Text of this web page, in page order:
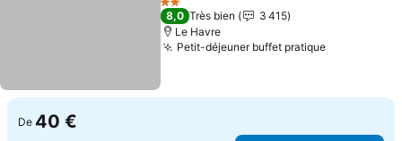
2 Étoiles
8,0 Très bien
3 415
Le Havre
Petit-déjeuner buffet pratique
De 40 €